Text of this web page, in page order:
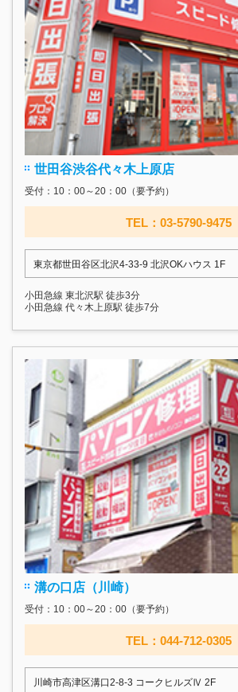
世田谷渋谷代々木上原店
受付：10：00～20：00（要予約）
TEL：03-5790-9475
東京都世田谷区北沢4-33-9 北沢OKハウス 1F
小田急線 東北沢駅 徒歩3分
小田急線 代々木上原駅 徒歩7分
溝の口店（川崎）
受付：10：00～20：00（要予約）
TEL：044-712-0305
川崎市高津区溝口2-8-3 コークヒルズⅣ 2F